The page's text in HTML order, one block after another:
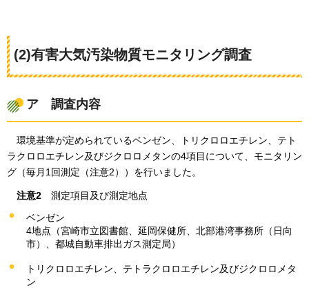
(2)有害大気汚染物質モニタリング調査
ア 調査内容
環境基準が定められているベンゼン、トリクロロエチレン、テト
ラクロロエチレン及びジクロロメタンの4項目について、モニタリン
グ（毎月1回測定（注意2））を行いました。
注意2 測定項目及び測定地点
ベンゼン
4地点（宮崎市立図書館、延岡保健所、北部港湾事務所（日向
市）、都城自動車排出ガス測定局）
トリクロロエチレン、テトラクロロエチレン及びジクロロメタ
ン